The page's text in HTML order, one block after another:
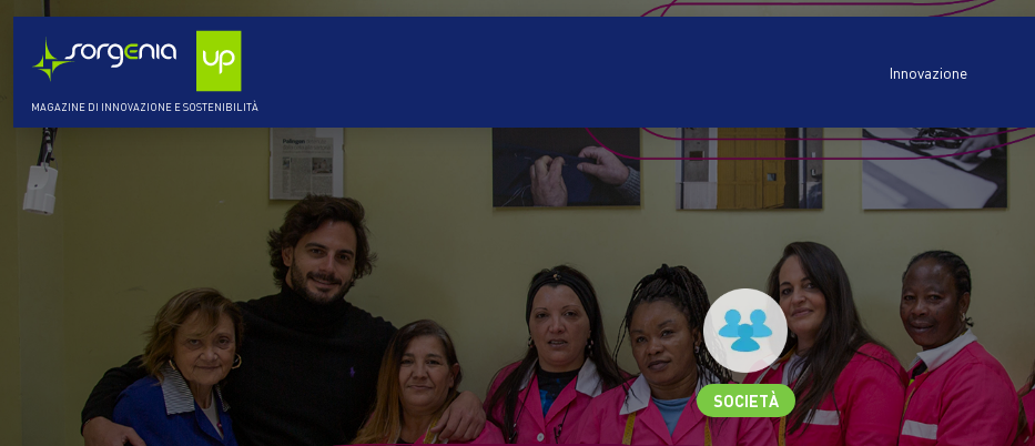
MAGAZINE DI INNOVAZIONE E SOSTENIBILITÀ
Innovazione
SOCIETÀ